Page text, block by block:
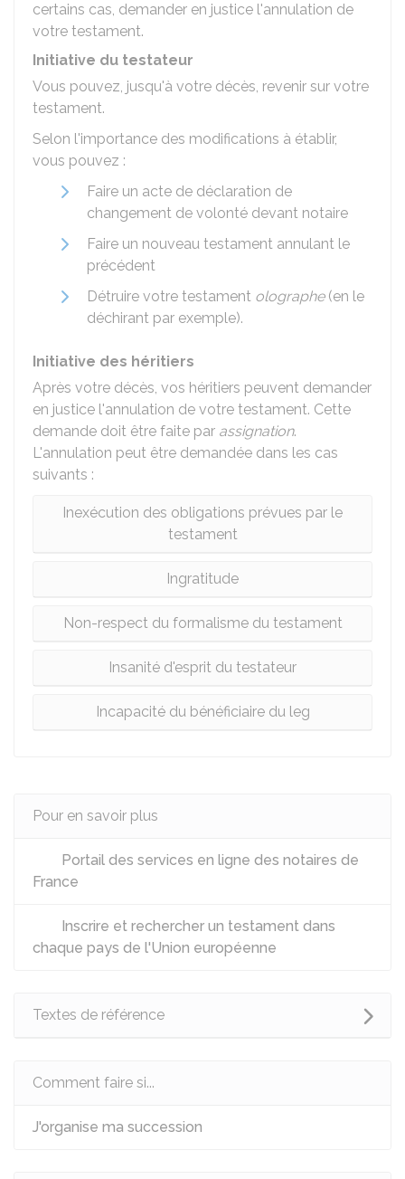
certains cas, demander en justice l'annulation de
votre testament.
Initiative du testateur
Vous pouvez, jusqu'à votre décès, revenir sur votre
testament.
Selon l'importance des modifications à établir,
vous pouvez :
Faire un acte de déclaration de
changement de volonté devant notaire
Faire un nouveau testament annulant le
précédent
Détruire votre testament olographe(en le
déchirant par exemple).
Initiative des héritiers
Après votre décès, vos héritiers peuvent demander
en justice l'annulation de votre testament. Cette
demande doit être faite par assignation.
L'annulation peut être demandée dans les cas
suivants :
Inexécution des obligations prévues par le
testament
Ingratitude
Non-respect du formalisme du testament
Insanité d'esprit du testateur
Incapacité du bénéficiaire du leg
Pour en savoir plus
Portail des services en ligne des notaires de
France
Inscrire et rechercher un testament dans
chaque pays de l'Union européenne
Textes de référence
Comment faire si...
J'organise ma succession